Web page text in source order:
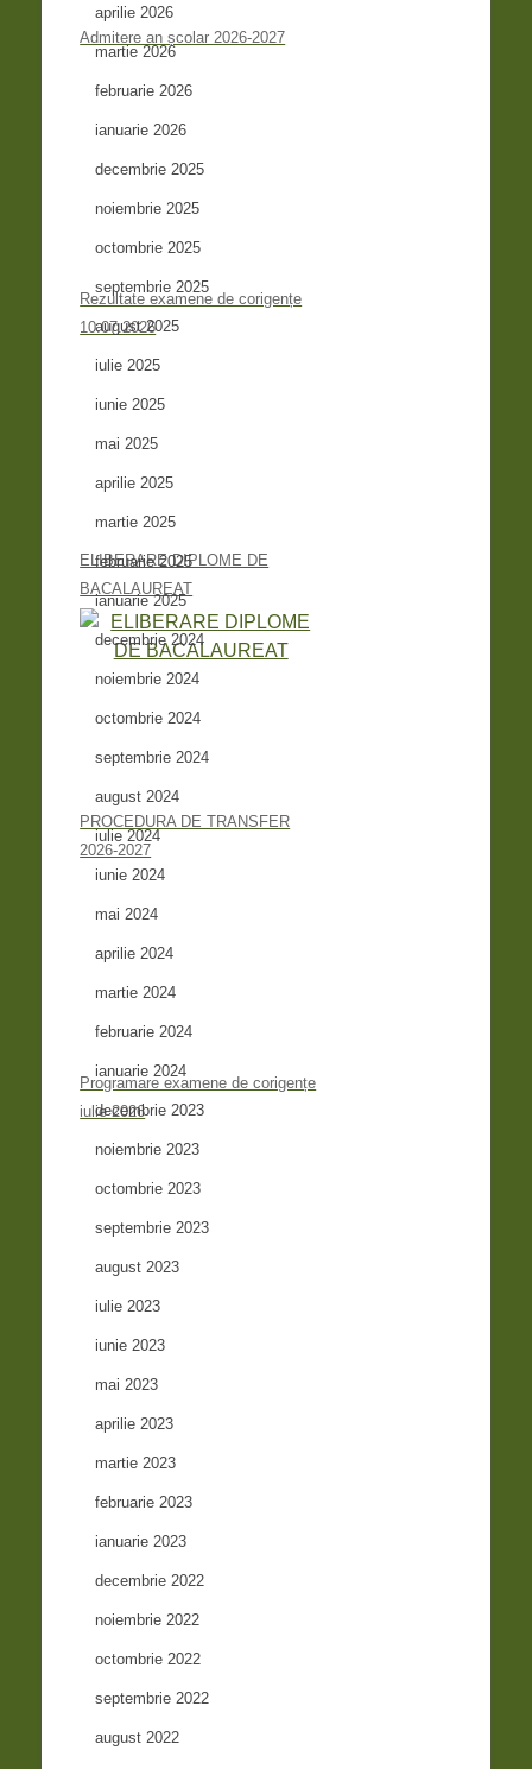
Admitere an școlar 2026-2027
Rezultate examene de corigențe
10.07.2026
ELIBERARE DIPLOME DE
BACALAUREAT
PROCEDURA DE TRANSFER
2026-2027
Programare examene de corigențe
iulie 2026
aprilie 2026
martie 2026
februarie 2026
ianuarie 2026
decembrie 2025
noiembrie 2025
octombrie 2025
septembrie 2025
august 2025
iulie 2025
iunie 2025
mai 2025
aprilie 2025
martie 2025
februarie 2025
ianuarie 2025
decembrie 2024
noiembrie 2024
octombrie 2024
septembrie 2024
august 2024
iulie 2024
iunie 2024
mai 2024
aprilie 2024
martie 2024
februarie 2024
ianuarie 2024
decembrie 2023
noiembrie 2023
octombrie 2023
septembrie 2023
august 2023
iulie 2023
iunie 2023
mai 2023
aprilie 2023
martie 2023
februarie 2023
ianuarie 2023
decembrie 2022
noiembrie 2022
octombrie 2022
septembrie 2022
august 2022